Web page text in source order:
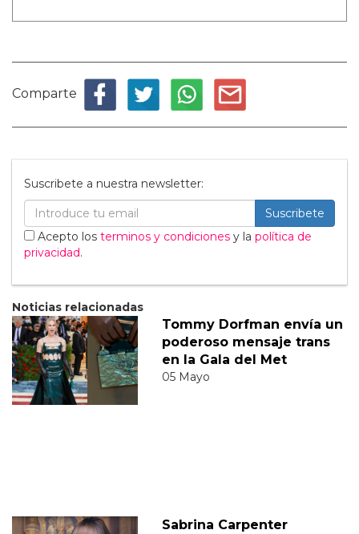
Comparte
Suscribete a nuestra newsletter:
Suscribete
Acepto los terminos y condiciones y la política de
privacidad.
Noticias relacionadas
Tommy Dorfman envía un
poderoso mensaje trans
en la Gala del Met
05 Mayo
Sabrina Carpenter